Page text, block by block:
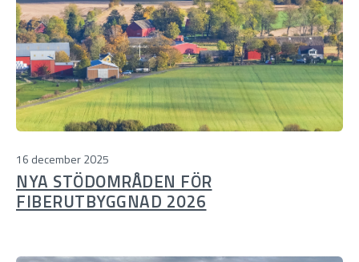
16 december 2025
NYA STÖDOMRÅDEN FÖR
FIBERUTBYGGNAD 2026